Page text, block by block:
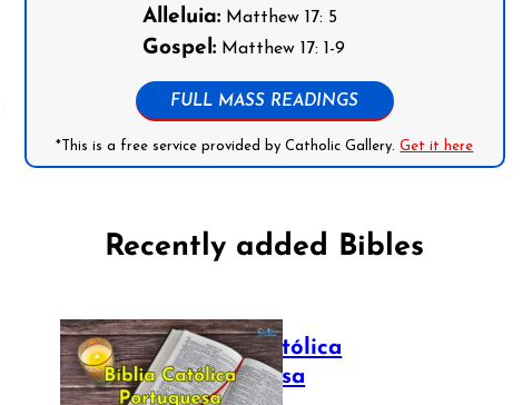
Alleluia: Matthew 17: 5
Gospel: Matthew 17: 1-9
FULL MASS READINGS
*This is a free service provided by Catholic Gallery.Get it here
Recently added Bibles
Bíblia Católica
Portuguesa